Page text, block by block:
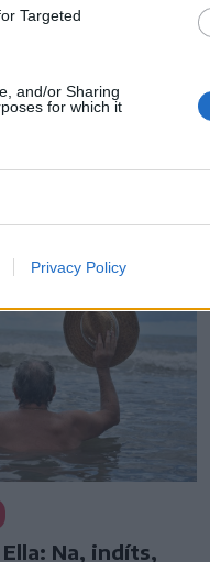
Targeted
and/or Sharing
for which it
Privacy Policy
Sport
CFR,
Na, indíts,